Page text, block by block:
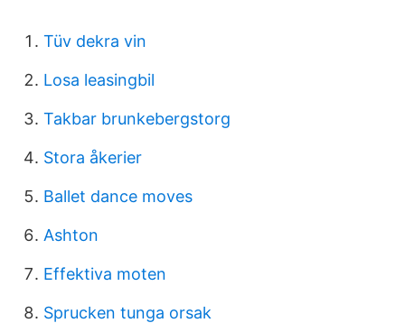
Tüv dekra vin
Losa leasingbil
Takbar brunkebergstorg
Stora åkerier
Ballet dance moves
Ashton
Effektiva moten
Sprucken tunga orsak